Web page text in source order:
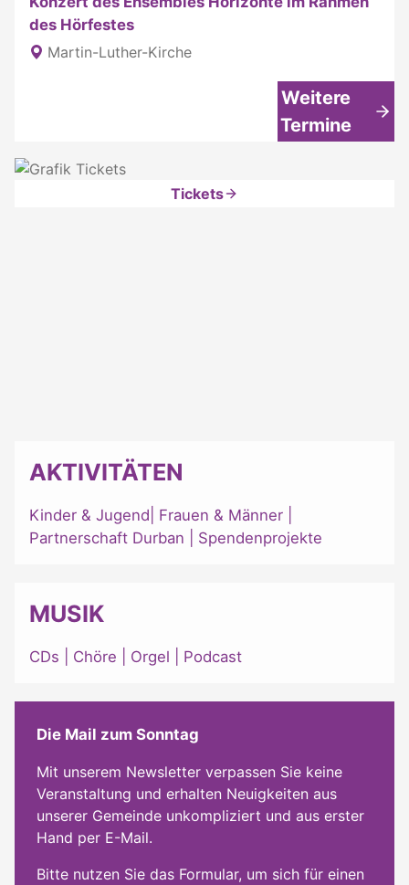
des Hörfestes
Martin-Luther-Kirche
Weitere
Termine
Tickets
AKTIVITÄTEN
Kinder & Jugend Frauen & Männer
Partnerschaft Durban
Spendenprojekte
MUSIK
CDs Chöre Orgel Podcast
Die Mail zum Sonntag
Mit unserem Newsletter verpassen Sie keine
Veranstaltung und erhalten Neuigkeiten aus
unserer Gemeinde unkompliziert und aus erster
Hand per E-Mail.
Bitte nutzen Sie das Formular, um sich für einen